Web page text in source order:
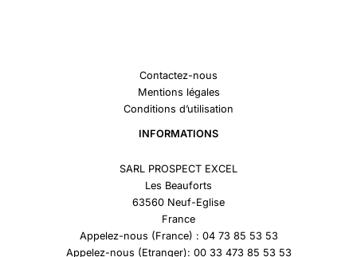
Contactez-nous
Mentions légales
Conditions d’utilisation
INFORMATIONS
SARL PROSPECT EXCEL
Les Beauforts
63560 Neuf-Eglise
France
Appelez-nous (France) : 04 73 85 53 53
Appelez-nous (Etranger): 00 33 473 85 53 53